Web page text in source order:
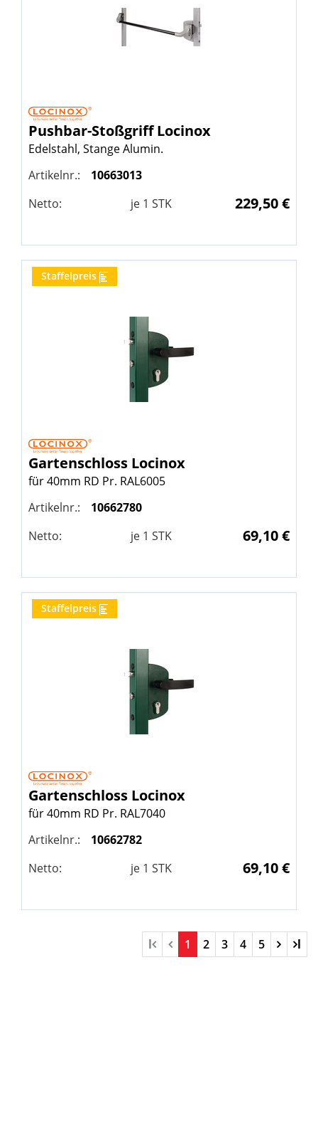
Pushbar-StoßgriffLocinox
Edelstahl, Stange Alumin.
Artikelnr.:
10663013
Netto:
je 1 STK 229,50 €
Staffelpreis
Gartenschloss Locinox
für 40mm RD Pr. RAL6005
Artikelnr.:
10662780
Netto:
je 1 STK 69,10 €
Staffelpreis
Gartenschloss Locinox
für 40mm RD Pr. RAL7040
Artikelnr.:
10662782
Netto:
je 1 STK 69,10 €
l 1 2 3 4 5 l